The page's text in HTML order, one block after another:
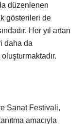
düzenlenen
gösterileri de
Her yıl artan
daha da
Sanat Festivali,
amacıyla